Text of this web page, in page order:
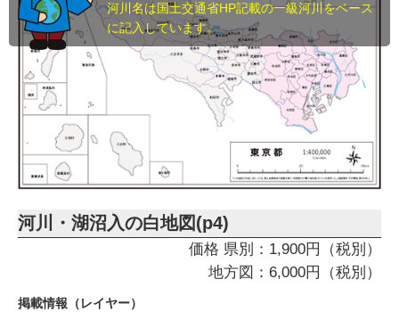
河川名は国土交通省HP記載の一級河川をベース
に記入しています。
河川・湖沼入の白地図(p4)
価格 県別：1,900円（税別）
地方図：6,000円（税別）
掲載情報（レイヤー）